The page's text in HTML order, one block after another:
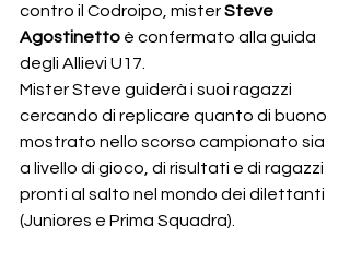
contro il Codroipo, mister Steve
Agostinetto è confermato alla guida
degli Allievi U17.
Mister Steve guiderà i suoi ragazzi
cercando di replicare quanto di buono
mostrato nello scorso campionato sia
a livello di gioco, di risultati e di ragazzi
pronti al salto nel mondo dei dilettanti
(Juniores e Prima Squadra).